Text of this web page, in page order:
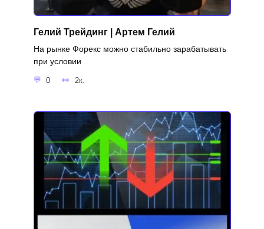
Гелий Трейдинг | Артем Гелий
На рынке Форекс можно стабильно зарабатывать
при условии
0 2к.